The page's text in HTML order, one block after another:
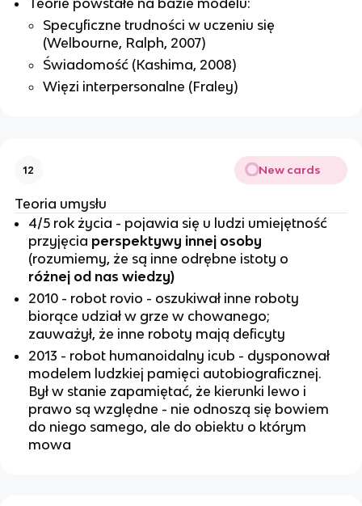
Teorie powstałe na bazie modelu:
Specyficzne trudności w uczeniu się
(Welbourne, Ralph, 2007)
Świadomość (Kashima, 2008)
Więzi interpersonalne (Fraley)
12 New cards
Teoria umysłu
4/5 rok życia - pojawia się u ludzi umiejętność
przyjęcia perspektywy innej osoby
(rozumiemy, że są inne odrębne istoty o
różnej od nas wiedzy)
2010 - robot rovio - oszukiwał inne roboty
biorące udział w grze w chowanego;
zauważył, że inne roboty mają deficyty
2013 - robot humanoidalny icub - dysponował
modelem ludzkiej pamięci autobiograficznej.
Był w stanie zapamiętać, że kierunki lewo i
prawo są względne - nie odnoszą się bowiem
do niego samego, ale do obiektu o którym
mowa